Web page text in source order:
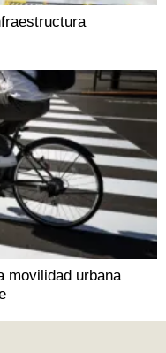
movilidad urbana